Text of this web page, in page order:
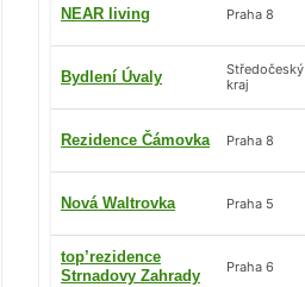
NEAR living Praha 8
Bydlení Úvaly
Středočeský
kraj
Rezidence Čámovka Praha 8
Nová Waltrovka Praha 5
top’rezidence
Strnadovy Zahrady
Praha 6